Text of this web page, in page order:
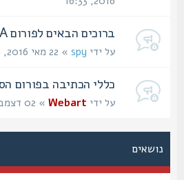
ברוכים הבאים לפורום IDPA!
על ידיspy» 22 מאי 2016, 18:56
כללי הכתיבה בפורום הסליק
על ידיWebart» 02 דצמבר 2009, 23:06
נושאים